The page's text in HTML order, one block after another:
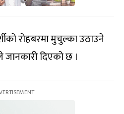
रोहबरमा मुचुल्का उठाउने
जानकारी दिएको छ ।